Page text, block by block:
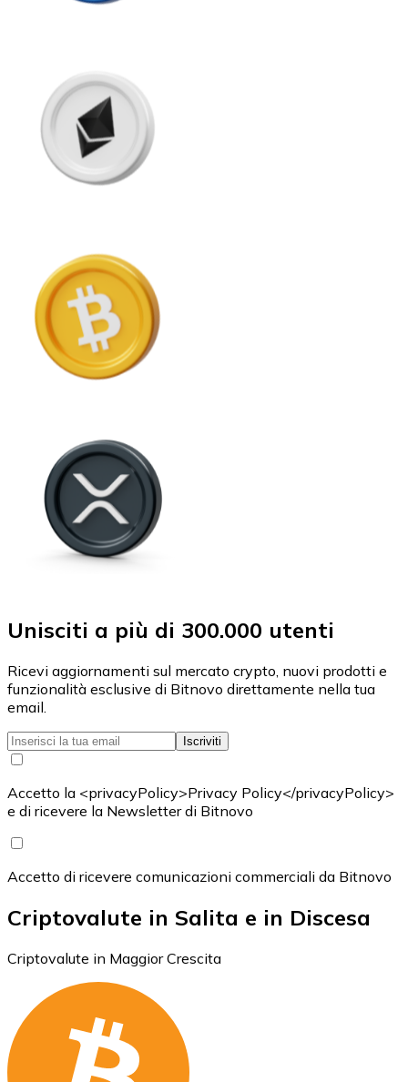
Unisciti a più di 300.000 utenti
Ricevi aggiornamenti sul mercato crypto, nuovi prodotti e
funzionalità esclusive di Bitnovo direttamente nella tua
email.
Iscriviti
Accetto la <privacyPolicy>Privacy Policy</privacyPolicy>
e di ricevere la Newsletter di Bitnovo
Accetto di ricevere comunicazioni commerciali da Bitnovo
Criptovalute in Salita e in Discesa
Criptovalute in Maggior Crescita